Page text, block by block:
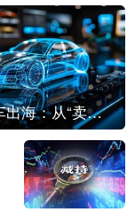
中国汽车出海：从“卖出去”到“走进去”